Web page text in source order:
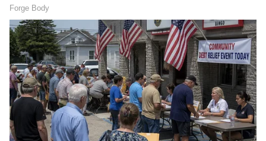
Image Credit :Asianet News
ಶುಭ ಫಲಿತಾಂಶದ ಬಣ್ಣ
ಕರ್ಕಾಟಕ ರಾಶಿ
ಈ ರಾಶಿಚಕ್ರದವರನ್ನು ಚಂದ್ರನು ಆಳುತ್ತಾನೆ. ಈ ರಾಶಿಯಲ್ಲಿ